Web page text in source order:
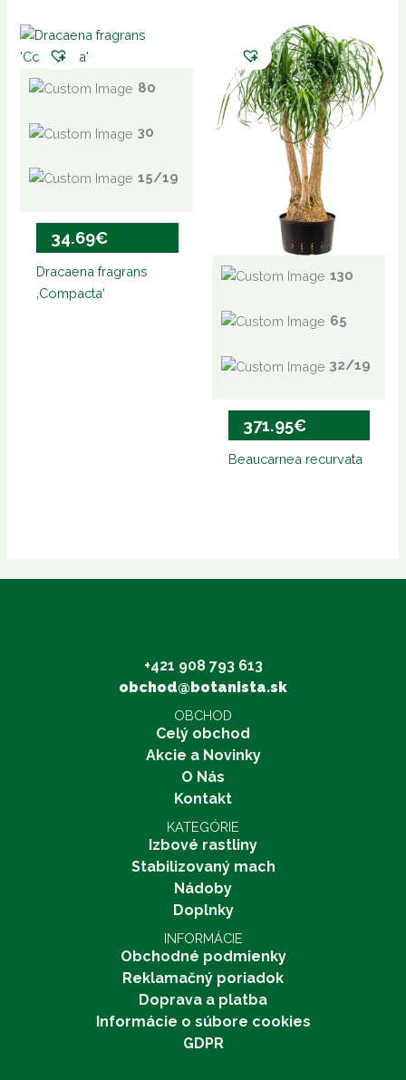
80
30
15/19
34.69€
Dracaena fragrans
‚Compacta‘
130
65
32/19
371.95€
Beaucarnea recurvata
+421 908 793 613
obchod@botanista.sk
OBCHOD
Celý obchod
Akcie a Novinky
O Nás
Kontakt
KATEGÓRIE
Izbové rastliny
Stabilizovaný mach
Nádoby
Doplnky
INFORMÁCIE
Obchodné podmienky
Reklamačný poriadok
Doprava a platba
Informácie o súbore cookies
GDPR